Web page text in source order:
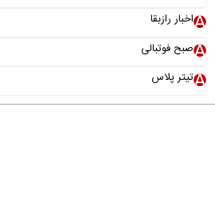
اخبار رازبقا
صبح فوتبالی
تیتر پلاس